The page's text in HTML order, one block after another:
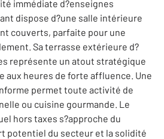
immédiate d?enseignes
dispose d?une salle intérieure
couverts, parfaite pour une
Sa terrasse extérieure d?
représente un atout stratégique
aux heures de forte affluence. Une
permet toute activité de
ou cuisine gourmande. Le
hors taxes s?approche du
potentiel du secteur et la solidité